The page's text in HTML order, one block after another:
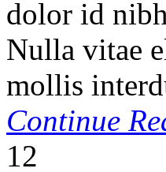
dolor id
Nulla vitae
mollis
Continue
12